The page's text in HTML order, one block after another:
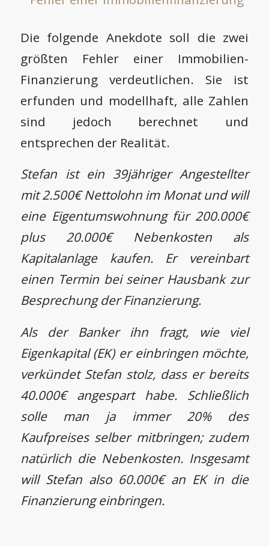
Die folgende Anekdote soll die zwei
größten Fehler einer Immobilien-
Finanzierung verdeutlichen. Sie ist
erfunden und modellhaft, alle Zahlen
sind jedoch berechnet und
entsprechen der Realität.
Stefan ist ein 39jähriger Angestellter
mit 2.500€ Nettolohn im Monat und will
eine Eigentumswohnung für 200.000€
plus 20.000€ Nebenkosten als
Kapitalanlage kaufen. Er vereinbart
einen Termin bei seiner Hausbank zur
Besprechung der Finanzierung.
Als der Banker ihn fragt, wie viel
Eigenkapital (EK) er einbringen möchte,
verkündet Stefan stolz, dass er bereits
40.000€ angespart habe. Schließlich
solle man ja immer 20% des
Kaufpreises selber mitbringen; zudem
natürlich die Nebenkosten. Insgesamt
will Stefan also 60.000€ an EK in die
Finanzierung einbringen.